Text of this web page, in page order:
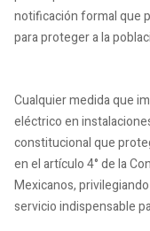
notificación formal que
para proteger a la
Cualquier medida que
eléctrico en
constitucional que
en el artículo 4° de la
Mexicanos,
servicio indispensable